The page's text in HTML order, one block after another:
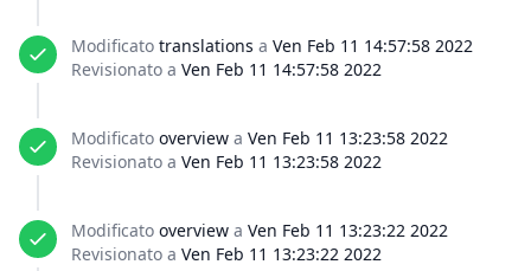
Modificato translations a Ven Feb 11 14:57:58 2022
Revisionato a Ven Feb 11 14:57:58 2022
Modificato overview a Ven Feb 11 13:23:58 2022
Revisionato a Ven Feb 11 13:23:58 2022
Modificato overview a Ven Feb 11 13:23:22 2022
Revisionato a Ven Feb 11 13:23:22 2022